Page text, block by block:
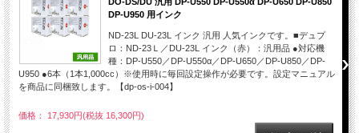
DP-U950 用インク
ND-23L DU-23L インク 汎用 人気インクです。■デュプ
ロ：ND-23Ｌ／DU-23L インク（赤）：汎用品 ●対応機
種：DP-U550／DP-U550α／DP-U650／DP-U850／DP-
U950 ●6本（1本1,000cc）※使用時に毎回設定操作が必要です。設定マニュアル
を商品に同梱致します。【dp-os-i-004】
価格： 17,930円(税抜 16,300円)